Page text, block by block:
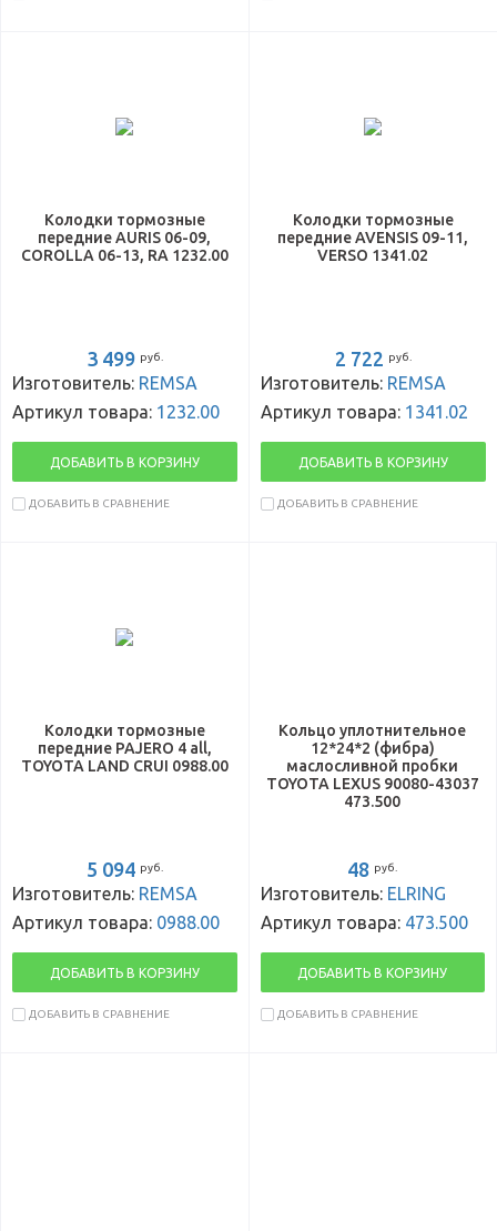
Колодки тормозные
передние AURIS 06-09,
COROLLA 06-13, RA 1232.00
3 499 руб.
Изготовитель: REMSA
Артикул товара: 1232.00
ДОБАВИТЬ В КОРЗИНУ
ДОБАВИТЬ В СРАВНЕНИЕ
Колодки тормозные
передние AVENSIS 09-11,
VERSO 1341.02
2 722 руб.
Изготовитель: REMSA
Артикул товара: 1341.02
ДОБАВИТЬ В КОРЗИНУ
ДОБАВИТЬ В СРАВНЕНИЕ
Колодки тормозные
передние PAJERO 4 all,
TOYOTA LAND CRUI 0988.00
5 094 руб.
Изготовитель: REMSA
Артикул товара: 0988.00
ДОБАВИТЬ В КОРЗИНУ
ДОБАВИТЬ В СРАВНЕНИЕ
Кольцо уплотнительное
12*24*2 (фибра)
маслосливной пробки
TOYOTA LEXUS 90080-43037
473.500
48 руб.
Изготовитель: ELRING
Артикул товара: 473.500
ДОБАВИТЬ В КОРЗИНУ
ДОБАВИТЬ В СРАВНЕНИЕ